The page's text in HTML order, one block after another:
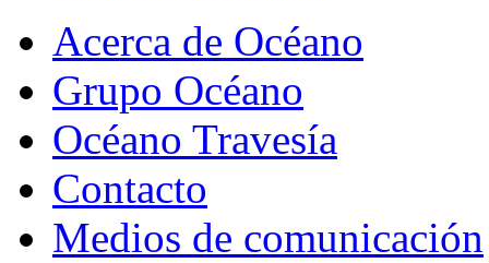
Acerca de Océano
Grupo Océano
Océano Travesía
Contacto
Medios de comunicación